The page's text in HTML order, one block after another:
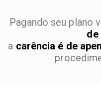
Pagando seu plano
de
a carência é de